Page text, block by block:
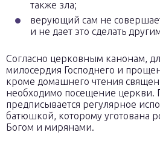
также зла;
верующий сам не
и не дает это сделать
Согласно церковным канонам,
милосердия Господнего и
кроме домашнего чтения
необходимо посещение церкви.
предписывается регулярное
батюшкой, которому уготована
Богом и мирянами.